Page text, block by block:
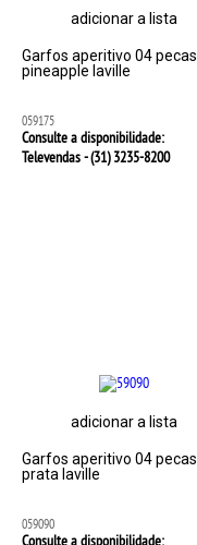
adicionar a lista
Garfos aperitivo 04 pecas
pineapple laville
059175
Consulte a disponibilidade:
Televendas - (31)3235-8200
adicionar a lista
Garfos aperitivo 04 pecas
prata laville
059090
Consulte a disponibilidade: